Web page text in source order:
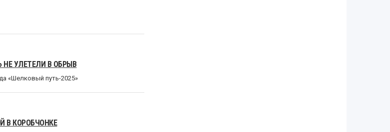
УЛЕТЕЛИ В ОБРЫВ
«Шелковый путь-2025»
В КОРОБЧОНКЕ